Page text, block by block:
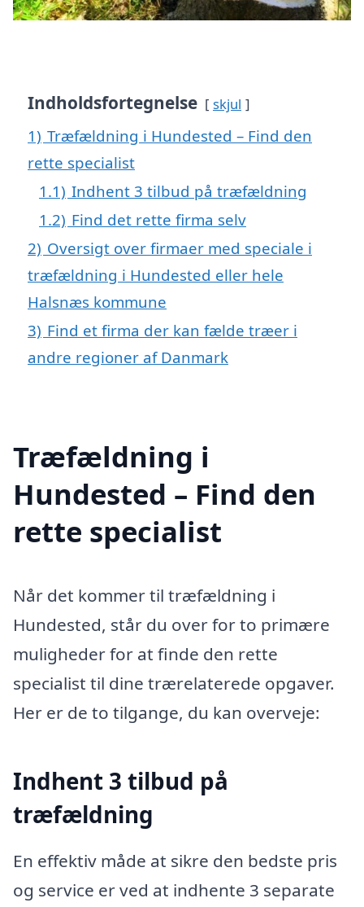
Indholdsfortegnelse skjul
1) Træfældning i Hundested – Find den
rette specialist
1.1) Indhent 3 tilbud på træfældning
1.2) Find det rette firma selv
2) Oversigt over firmaer med speciale i
træfældning i Hundested eller hele
Halsnæs kommune
3) Find et firma der kan fælde træer i
andre regioner af Danmark
Træfældning i
Hundested – Find den
rette specialist
Når det kommer til træfældning i
Hundested, står du over for to primære
muligheder for at finde den rette
specialist til dine trærelaterede opgaver.
Her er de to tilgange, du kan overveje:
Indhent 3 tilbud på
træfældning
En effektiv måde at sikre den bedste pris
og service er ved at indhente 3 separate